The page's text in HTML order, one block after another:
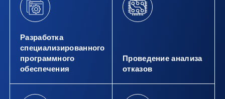
Разработка
специализированного
программного
обеспечения
Проведение анализа
отказов